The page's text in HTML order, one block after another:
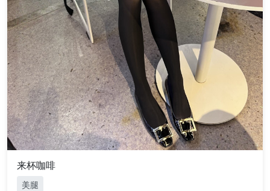
来杯咖啡
美腿